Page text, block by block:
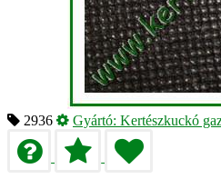
2936 Gyártó: Kertészkuckó